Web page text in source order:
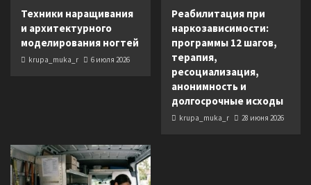
Техники наращивания
и архитектурного
моделирования ногтей
krupa_muka_r 6 июля 2026
Реабилитация при
наркозависимости:
программы 12 шагов,
терапия,
ресоциализация,
анонимность и
долгосрочные исходы
krupa_muka_r 28 июня 2026